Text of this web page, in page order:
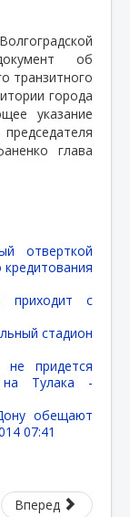
об
транзитного
города
указание
глава
отверткой
приходит с
стадион
не придется
Тулака -
обещают
07:41
Вперед